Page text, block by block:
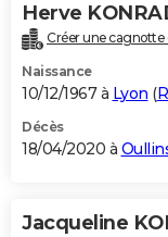
Herve
Créer une cagnotte
Naissance
10/12/1967 à Lyon (
Décès
18/04/2020 à
Jacqueline